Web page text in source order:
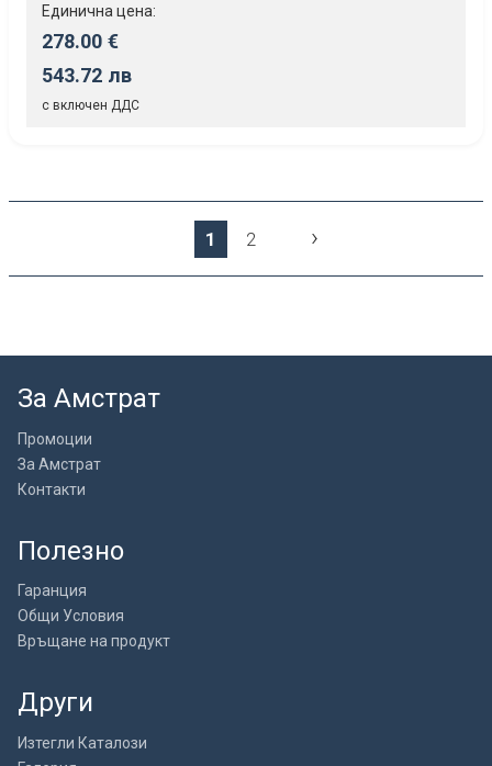
Единична цена:
278.00 €
543.72 лв
с включен ДДС
1 2 ›
За Амстрат
Промоции
За Амстрат
Контакти
Полезно
Гаранция
Общи Условия
Връщане на продукт
Други
Изтегли Каталози